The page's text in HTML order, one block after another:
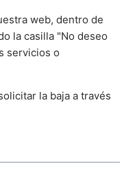
web, dentro de
la casilla "No deseo
servicios o
la baja a través